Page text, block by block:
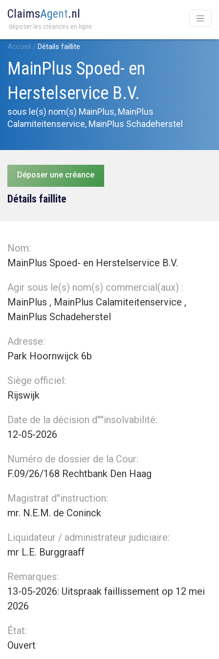
ClaimsAgent.nl
déposer les créances en ligne
Accueil / Détails faillite
MainPlus Spoed- en
Herstelservice B.V.
sous le(s) nom(s) MainPlus, MainPlus
Calamiteitenservice, MainPlus Schadeherstel
Déposer une créance
Détails faillite
Nom:
MainPlus Spoed- en Herstelservice B.V.
Agir sous le(s) nom(s) commercial(aux) :
MainPlus , MainPlus Calamiteitenservice ,
MainPlus Schadeherstel
Adresse:
Park Hoornwijck 6b
Siège officiel:
Rijswijk
Date de la décision d''''insolvabilité:
12-05-2026
Numéro de dossier de la Cour:
F.09/26/168 Rechtbank Den Haag
Magistrat d''instruction:
mr. N.E.M. de Coninck
Liquidateur / administrateur judiciaire:
mr L.E. Burggraaff
Remarques:
13-05-2026: Uitspraak faillissement op 12 mei
2026
État:
Ouvert